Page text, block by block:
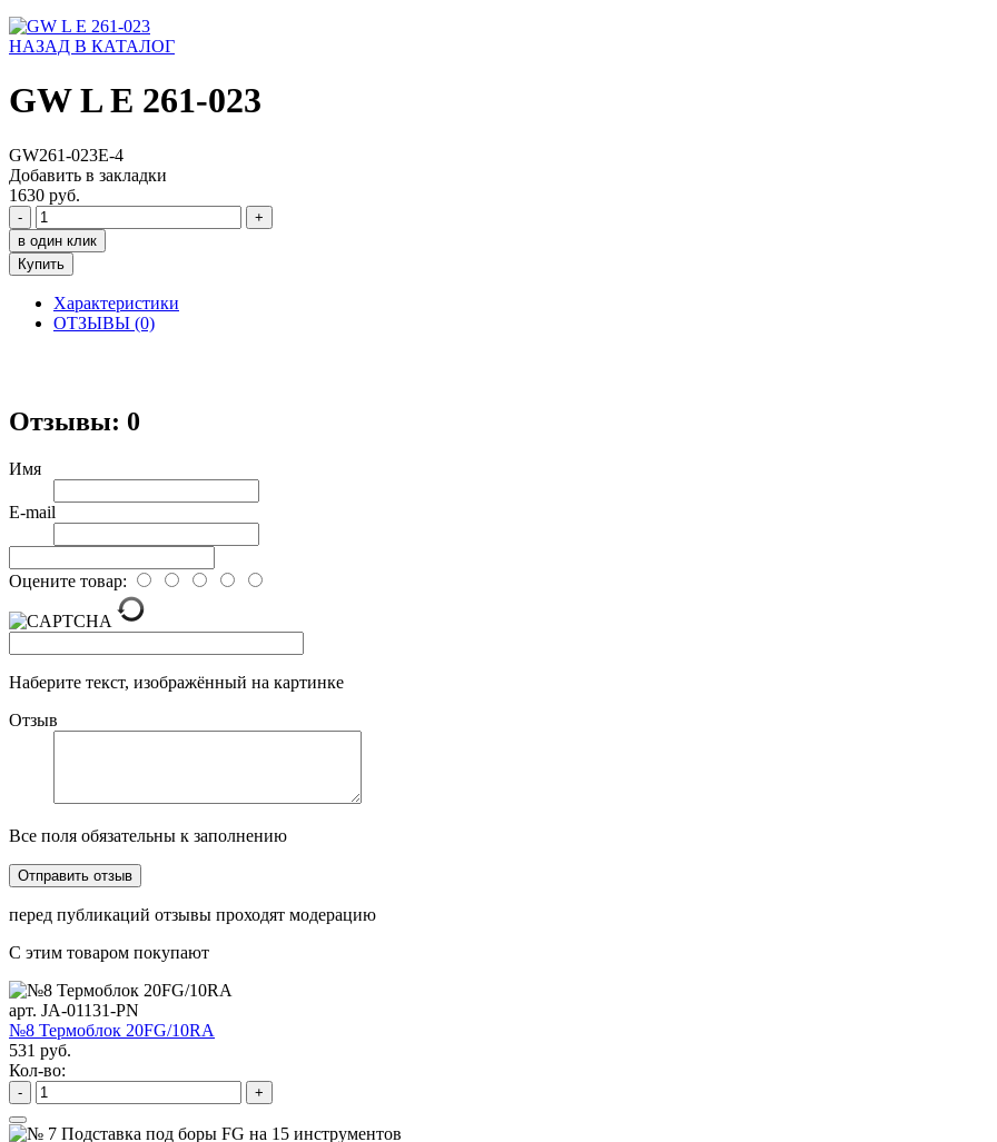
НАЗАД В КАТАЛОГ
GW L E 261-023
GW261-023E-4
Добавить в закладки
1630 руб.
-
+
в один клик
Купить
Характеристики
ОТЗЫВЫ (0)
Отзывы: 0
Имя
E-mail
Оцените товар:
Наберите текст, изображённый на картинке
Отзыв
Все поля обязательны к заполнению
перед публикаций отзывы проходят модерацию
С этим товаром покупают
арт. JA-01131-PN
№8 Термоблок 20FG/10RA
531 руб.
Кол-во:
- +